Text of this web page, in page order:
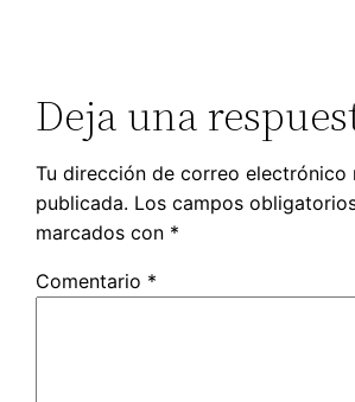
Deja una
Tu dirección de correo electrónico
publicada. Los campos
marcados con *
Comentario *